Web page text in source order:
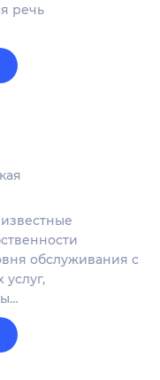
речь
обслуживания с